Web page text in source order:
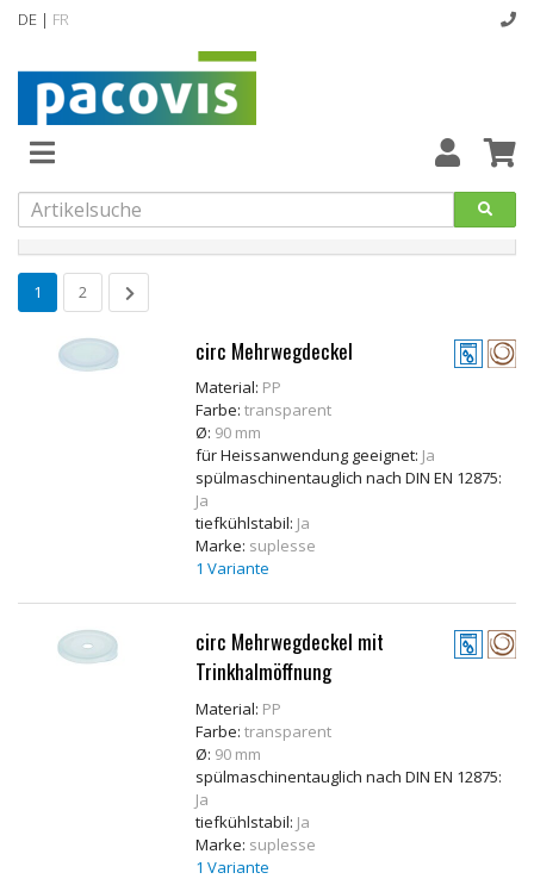
DE | FR
Abverkaufsartikel
Neuheiten
Vollsortiment
designline
Hygiene
Convenience
Technologie
Anwendungsrezepturen
Startseite
Neuheiten Mehrwegartikel
Produkte filtern
1 2
circ Mehrwegdeckel
Material: PP
Farbe:transparent
Ø: 90 mm
für Heissanwendung geeignet: Ja
spülmaschinentauglich nach DIN EN 12875:
Ja
tiefkühlstabil: Ja
Marke: suplesse
1 Variante
circ Mehrwegdeckel mit
Trinkhalmöffnung
Material: PP
Farbe:transparent
Ø: 90 mm
spülmaschinentauglich nach DIN EN 12875:
Ja
tiefkühlstabil: Ja
Marke: suplesse
1 Variante